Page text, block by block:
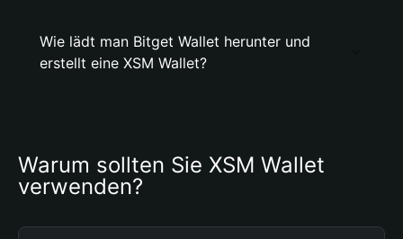
Wie lädt man Bitget Wallet herunter und
erstellt eine XSM Wallet?
Warum sollten Sie XSM Wallet
verwenden?